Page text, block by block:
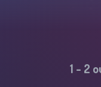
1 - 2